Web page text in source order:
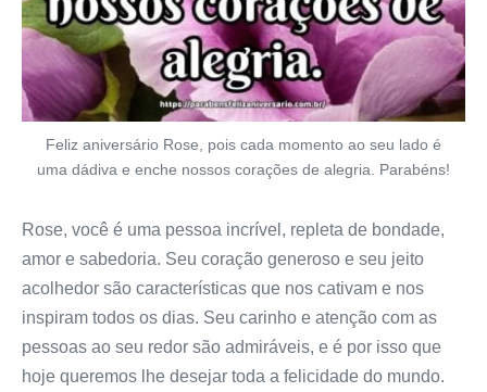
Feliz aniversário Rose, pois cada momento ao seu lado é
uma dádiva e enche nossos corações de alegria. Parabéns!
Rose, você é uma pessoa incrível, repleta de bondade,
amor e sabedoria. Seu coração generoso e seu jeito
acolhedor são características que nos cativam e nos
inspiram todos os dias. Seu carinho e atenção com as
pessoas ao seu redor são admiráveis, e é por isso que
hoje queremos lhe desejar toda a felicidade do mundo.